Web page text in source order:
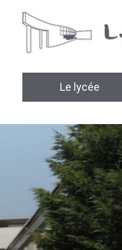
Le lycée